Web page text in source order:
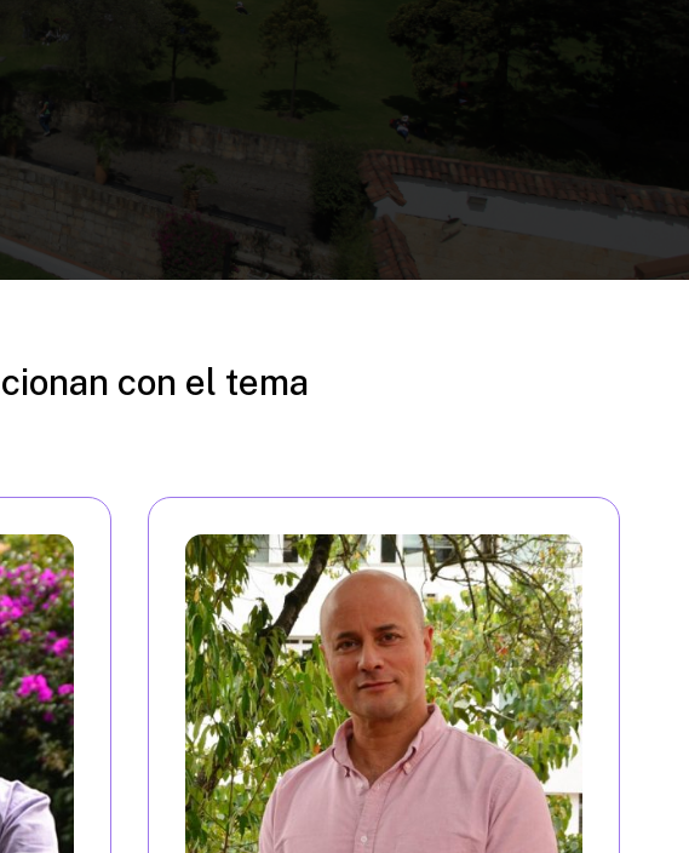
con el tema